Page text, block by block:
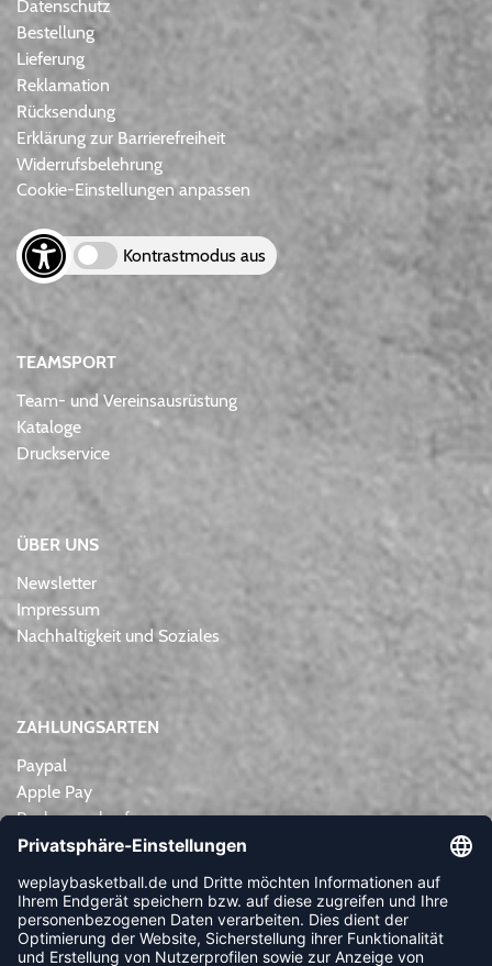
Datenschutz
Bestellung
Lieferung
Reklamation
Rücksendung
Erklärung zur Barrierefreiheit
Widerrufsbelehrung
Cookie-Einstellungen anpassen
Kontrastmodus aus
TEAMSPORT
Team- und Vereinsausrüstung
Kataloge
Druckservice
ÜBER UNS
Newsletter
Impressum
Nachhaltigkeit und Soziales
ZAHLUNGSARTEN
Paypal
Apple Pay
Rechnungskauf
Lastschrift
Kreditkarte
Vorkasse